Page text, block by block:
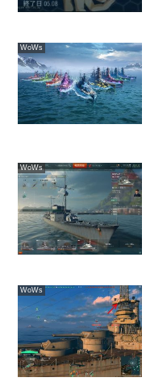
WoWs
WoWs
WoWs